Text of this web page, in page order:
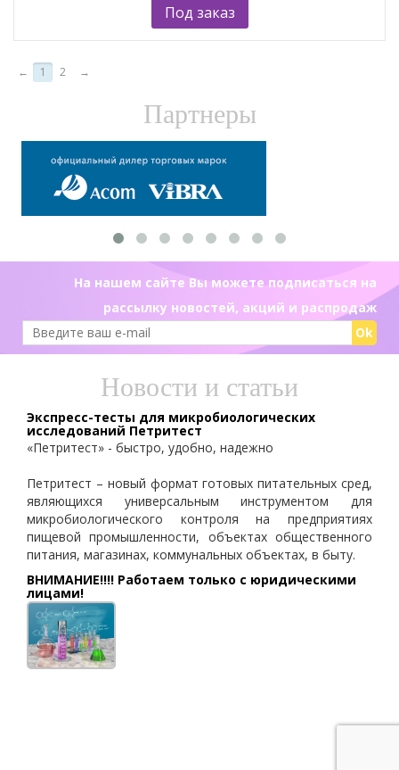
Под заказ
← 1 2 →
Партнеры
На нашем сайте Вы можете подписаться на
рассылку новостей, акций и распродаж
Ok
Новости и статьи
Экспресс-тесты для микробиологических
исследований Петритест
«Петритест» - быстро, удобно, надежно
Петритест – новый формат готовых питательных сред,
являющихся универсальным инструментом для
микробиологического контроля на предприятиях
пищевой промышленности, объектах общественного
питания, магазинах, коммунальных объектах, в быту.
ВНИМАНИЕ!!!! Работаем только с юридическими
лицами!